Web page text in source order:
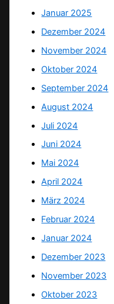
Januar 2025
Dezember 2024
November 2024
Oktober 2024
September 2024
August 2024
Juli 2024
Juni 2024
Mai 2024
April 2024
März 2024
Februar 2024
Januar 2024
Dezember 2023
November 2023
Oktober 2023